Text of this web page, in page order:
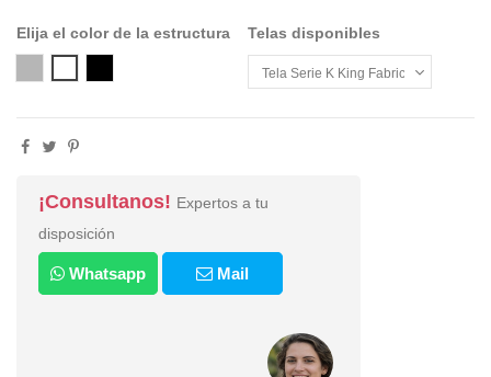
Elija el color de la estructura
Telas disponibles
¡Consultanos! Expertos a tu
disposición
Whatsapp Mail